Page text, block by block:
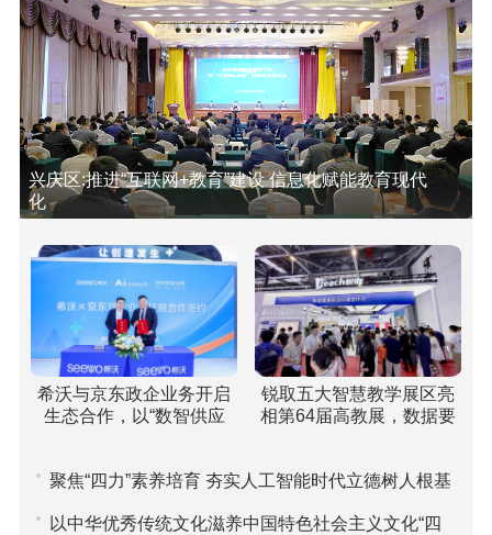
兴庆区:推进“互联网+教育”建设 信息化赋能教育现代
化
希沃与京东政企业务开启
生态合作，以“数智供应
锐取五大智慧教学展区亮
相第64届高教展，数据要
聚焦“四力”素养培育 夯实人工智能时代立德树人根基
以中华优秀传统文化滋养中国特色社会主义文化“四